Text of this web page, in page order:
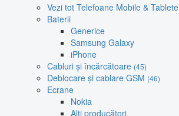
Vezi tot Telefoane Mobile & Tablete
Baterii
Generice
Samsung Galaxy
iPhone
Cabluri și încărcătoare (45)
Deblocare și cablare GSM (46)
Ecrane
Nokia
Alți producători